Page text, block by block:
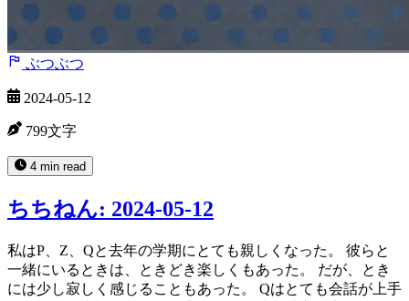
ぶつぶつ
2024-05-12
799文字
4 min read
ちちねん: 2024-05-12
私はP、Z、Qと去年の学期にとても親しくなった。 彼らと
一緒にいるときは、ときどき楽しくもあった。 だが、とき
には少し寂しく感じることもあった。 Qはとても会話が上手